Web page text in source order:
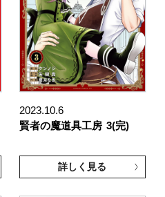
2023.10.6
賢者の魔道具工房 3(完)
詳しく見る